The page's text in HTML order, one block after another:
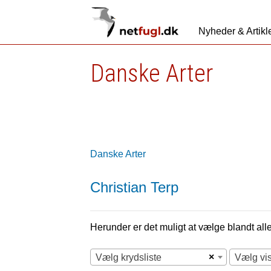
Nyheder &
Danske Arter
Danske Arter
Christian Terp
Herunder er det muligt at vælge blandt
×
Vælg krydsliste Vælg